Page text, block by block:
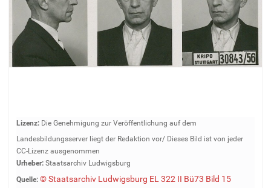
Z
e
i
g
B
Lizenz: Die Genehmigung zur Veröffentlichung auf dem
Landesbildungsserver liegt der Redaktion vor/ Dieses Bild ist von jeder
CC-Lizenz ausgenommen
Urheber: Staatsarchiv Ludwigsburg
Quelle: © Staatsarchiv Ludwigsburg EL 322 II Bü73 Bild 15